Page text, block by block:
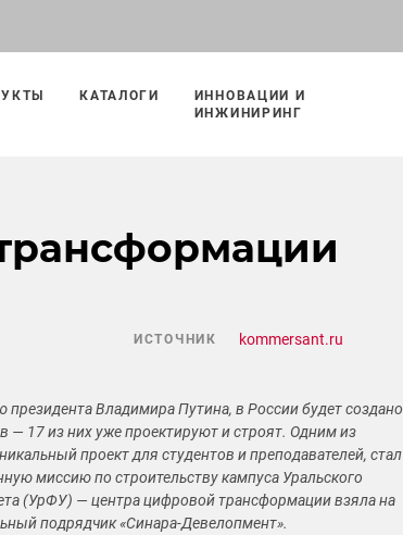
КАТАЛОГИ
ИННОВАЦИИ И
ИНЖИНИРИНГ
ИСТОЧНИК kommersant.ru
президента Владимира Путина, в России будет создано
— 17 из них уже проектируют и строят. Одним из
проект для студентов и преподавателей, стал
миссию по строительству кампуса Уральского
(УрФУ) — центра цифровой трансформации взяла на
подрядчик «Синара-Девелопмент».